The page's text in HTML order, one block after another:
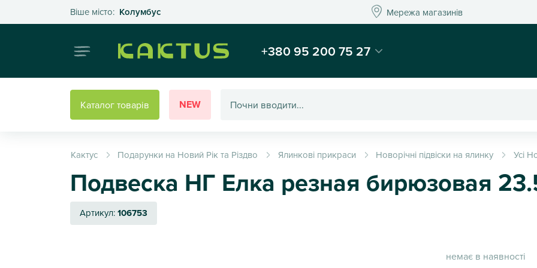
Віше місто: КолумбусОберіть своє місто Мережа магазинівМережа магазинів
Інтернет-магазин подарунків та декору - Kaktus
+380 95 200 75 27
Каталог товарів NEW
Кактус Подарунки на Новий Рік та Різдво Ялинкові прикраси Новорічні підвіски на ялинку Усі
Подвеска НГ Елка резная бирюзовая
Артикул:106753
немає в наявності